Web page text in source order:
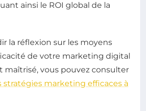
ainsi le ROI global de la
la réflexion sur les moyens
de votre marketing digital
maîtrisé, vous pouvez consulter
stratégies marketing efficaces à